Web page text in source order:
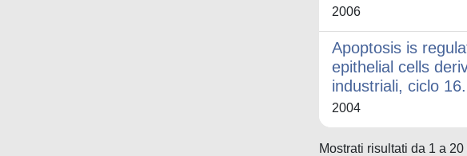
2006
Apoptosis is
epithelial cells
industriali, ciclo 16.
2004
Mostrati risultati da 1 a